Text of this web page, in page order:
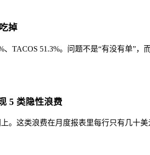
掉
TACOS 51.3%。问题不是“有没有单”，
5 类隐性浪费
。这类浪费在月度报表里每行只有几十美